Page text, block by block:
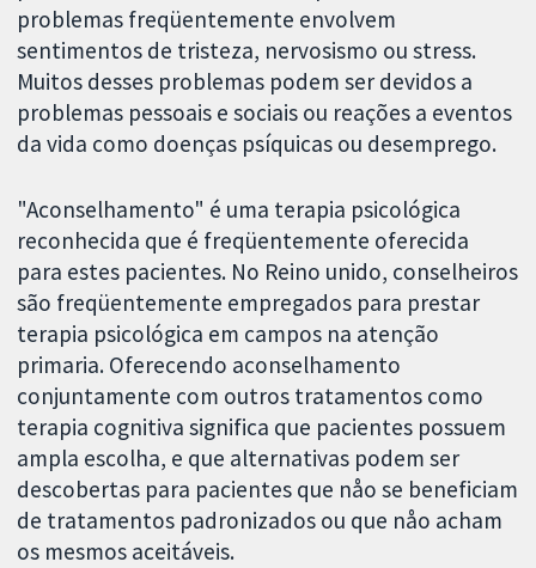
problemas freqüentemente envolvem
sentimentos de tristeza, nervosismo ou stress.
Muitos desses problemas podem ser devidos a
problemas pessoais e sociais ou reações a eventos
da vida como doenças psíquicas ou desemprego.
"Aconselhamento" é uma terapia psicológica
reconhecida que é freqüentemente oferecida
para estes pacientes. No Reino unido, conselheiros
são freqüentemente empregados para prestar
terapia psicológica em campos na atenção
primaria. Oferecendo aconselhamento
conjuntamente com outros tratamentos como
terapia cognitiva significa que pacientes possuem
ampla escolha, e que alternativas podem ser
descobertas para pacientes que nåo se beneficiam
de tratamentos padronizados ou que nåo acham
os mesmos aceitáveis.